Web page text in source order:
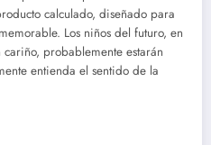
calculado, diseñado para
Los niños del futuro, en
probablemente estarán
entienda el sentido de la